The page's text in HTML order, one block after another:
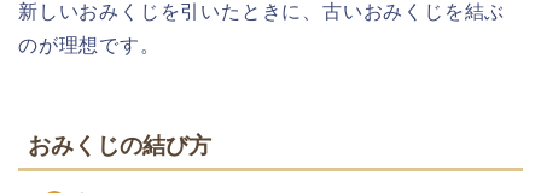
新しいおみくじを引いたときに、古いおみくじを結ぶ
のが理想です。
おみくじの結び方